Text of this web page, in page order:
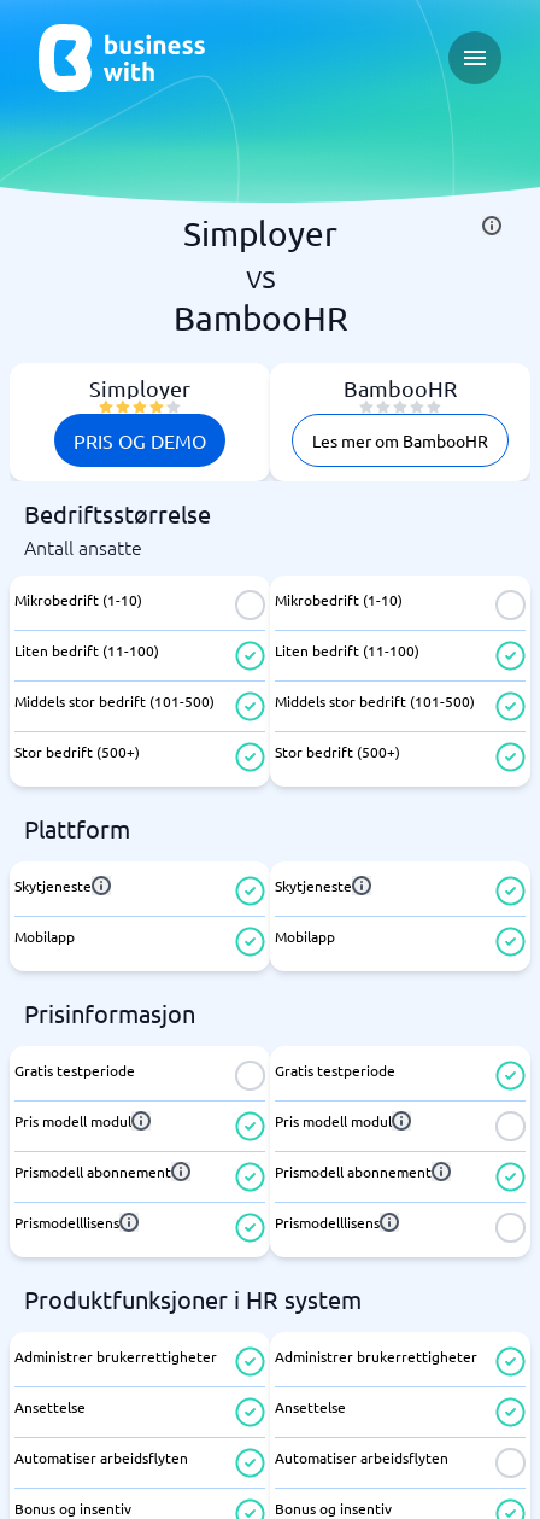
Open
Simployer
vs
BambooHR
Simployer
PRIS OG DEMO
BambooHR
Les mer om BambooHR
Bedriftsstørrelse
Antall ansatte
Mikrobedrift (1-10)
Liten bedrift (11-100)
Middels stor bedrift (101-500)
Stor bedrift (500+)
Mikrobedrift (1-10)
Liten bedrift (11-100)
Middels stor bedrift (101-500)
Stor bedrift (500+)
Plattform
Skytjeneste
Mobilapp
Skytjeneste
Mobilapp
Prisinformasjon
Gratis testperiode
Pris modell modul
Prismodell abonnement
Prismodelllisens
Gratis testperiode
Pris modell modul
Prismodell abonnement
Prismodelllisens
Produktfunksjoner i HR system
Administrer brukerrettigheter
Ansettelse
Automatiser arbeidsflyten
Bonus og insentiv
Administrer brukerrettigheter
Ansettelse
Automatiser arbeidsflyten
Bonus og insentiv